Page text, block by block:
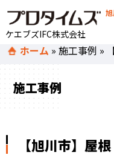
ケエブズIFC株式会社
ホーム »施工事例 »
施工事例
【旭川市】屋